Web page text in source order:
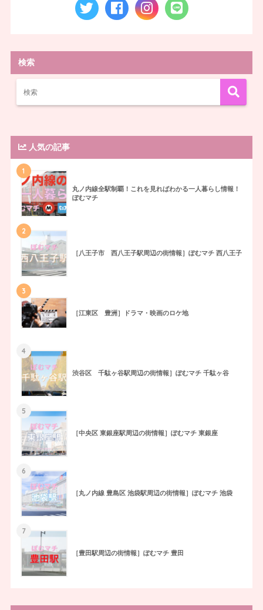
検索
人気の記事
1
丸ノ内線全駅制覇！これを見ればわかる一人暮らし情報！
ぽむマチ
2
［八王子市 西八王子駅周辺の街情報］ぽむマチ 西八王子
3
［江東区 豊洲］ドラマ・映画のロケ地
4
渋谷区 千駄ヶ谷駅周辺の街情報］ぽむマチ 千駄ヶ谷
5
［中央区 東銀座駅周辺の街情報］ぽむマチ 東銀座
6
［丸ノ内線 豊島区 池袋駅周辺の街情報］ぽむマチ 池袋
7
［豊田駅周辺の街情報］ぽむマチ 豊田